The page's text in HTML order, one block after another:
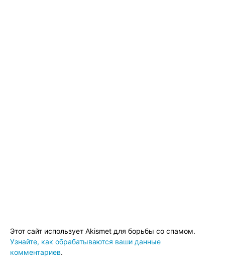
Этот сайт использует Akismet для борьбы со спамом.
Узнайте, как обрабатываются ваши данные
комментариев.